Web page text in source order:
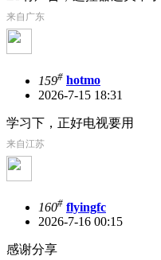
来自广东
159# hotmo
2026-7-15 18:31
学习下，正好电视要用
来自江苏
160# flyingfc
2026-7-16 00:15
感谢分享